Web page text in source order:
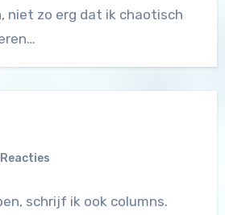
niet zo erg dat ik chaotisch
schrijf ik ook columns.